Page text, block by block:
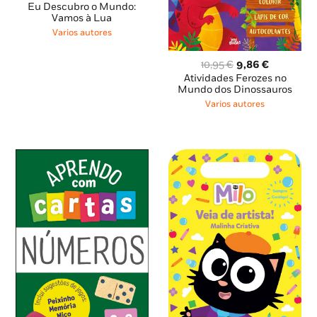
preço
original
era:
preço
Eu Descubro o Mundo:
Vamos à Lua
Varios autores
10,95€ O
preço
original
era:
9,86€O
preço
atual
Atividades Ferozes no
Mundo dos Dinossauros
Varios autores